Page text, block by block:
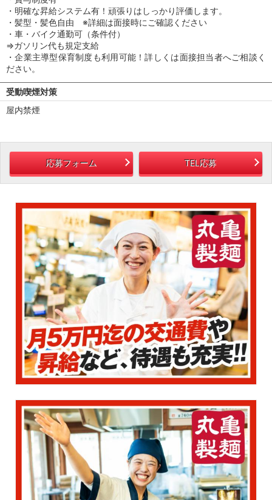
・明確な昇給システム有！頑張りはしっかり評価します。
・髪型・髪色自由 ※詳細は面接時にご確認ください
・車・バイク通勤可（条件付）
⇒ガソリン代も規定支給
・企業主導型保育制度も利用可能！詳しくは面接担当者へご相談く
ださい。
受動喫煙対策
屋内禁煙
応募フォーム TEL応募